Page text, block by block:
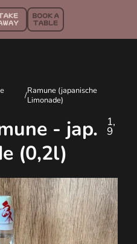
/Ramune (japanische
Limonade)
- jap.
(0,2l)
1,
9